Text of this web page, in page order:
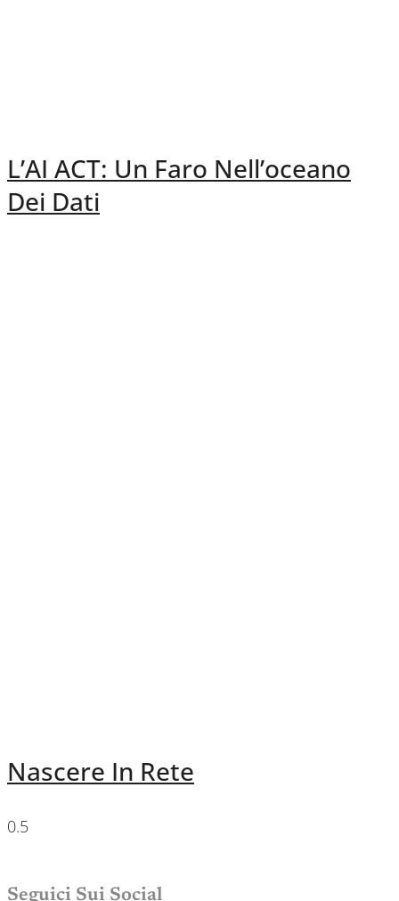
L’AI ACT: Un Faro Nell’oceano
Dei Dati
Nascere In Rete
Seguici Sui Social